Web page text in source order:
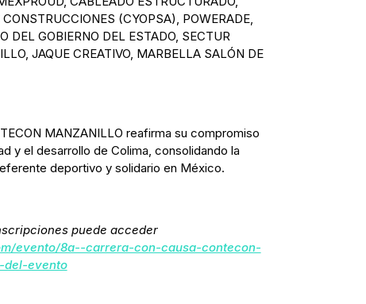
(CYOPSA), POWERADE,
DEL GOBIERNO DEL ESTADO, SECTUR
JAQUE CREATIVO, MARBELLA SALÓN DE
MANZANILLO reafirma su compromiso
y el desarrollo de Colima, consolidando la
deportivo y solidario en México.
puede acceder
evento/8a--carrera-con-causa-contecon-
del-evento